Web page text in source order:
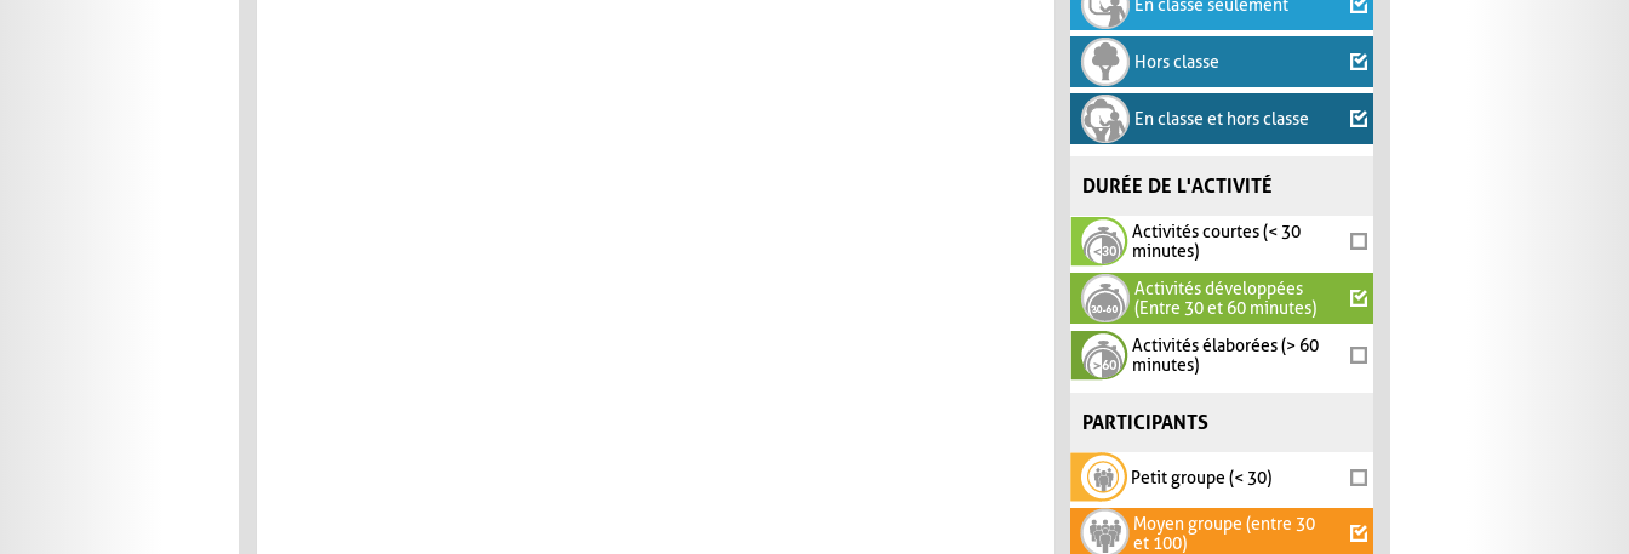
En classe seulement
Hors classe
En classe et hors classe
DURÉE DE L'ACTIVITÉ
Activités courtes (< 30
minutes)
Activités développées
(Entre 30 et 60 minutes)
Activités élaborées (> 60
minutes)
PARTICIPANTS
Petit groupe (< 30)
Moyen groupe (entre 30
et 100)